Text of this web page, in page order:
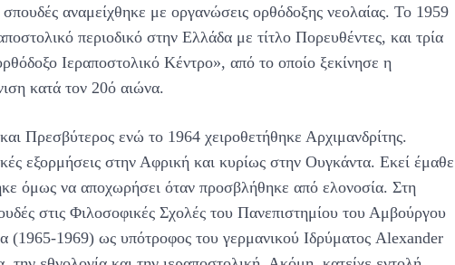
αναμείχθηκε με οργανώσεις ορθόδοξης νεολαίας. Το 1959
περιοδικό στην Ελλάδα με τίτλο Πορευθέντες, και τρία
Ιεραποστολικό Κέντρο», από το οποίο ξεκίνησε η
κατά τον 20ό αιώνα.
Πρεσβύτερος ενώ το 1964 χειροθετήθηκε Αρχιμανδρίτης.
εξορμήσεις στην Αφρική και κυρίως στην Ουγκάντα. Εκεί έμαθε
όμως να αποχωρήσει όταν προσβλήθηκε από ελονοσία. Στη
στις Φιλοσοφικές Σχολές του Πανεπιστημίου του Αμβούργου
(1965-1969) ως υπότροφος του γερμανικού Ιδρύματος Alexander